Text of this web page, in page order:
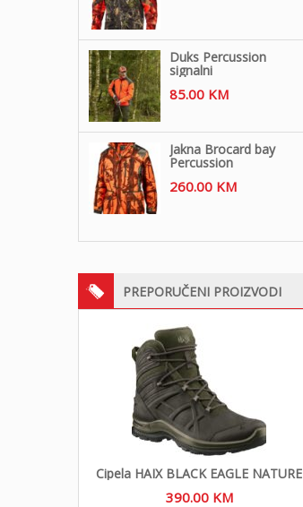
Duks Percussion
signalni
85.00 KM
Jakna Brocard bay
Percussion
260.00 KM
PREPORUČENI PROIZVODI
Cipela HAIX BLACK EAGLE NATURE
390.00 KM